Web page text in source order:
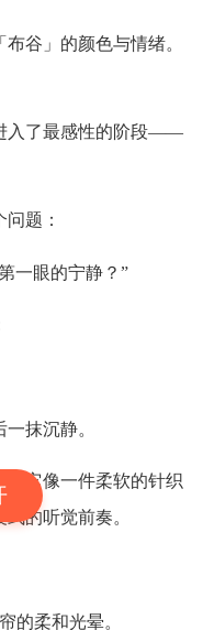
谷」的颜色与情绪。
入了最感性的阶段——
题：
一眼的宁静？”
抹沉静。
让它像一件柔软的针织
的听觉前奏。
的柔和光晕。